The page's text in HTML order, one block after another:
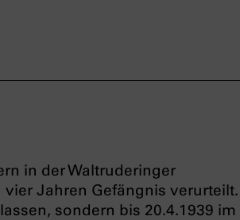
in der Waltruderinger
Jahren Gefängnis verurteilt.
sondern bis 20.4.1939 im